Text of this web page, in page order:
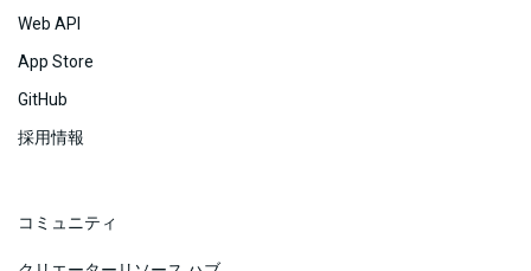
Web API
App Store
GitHub
採用情報
コミュニティ